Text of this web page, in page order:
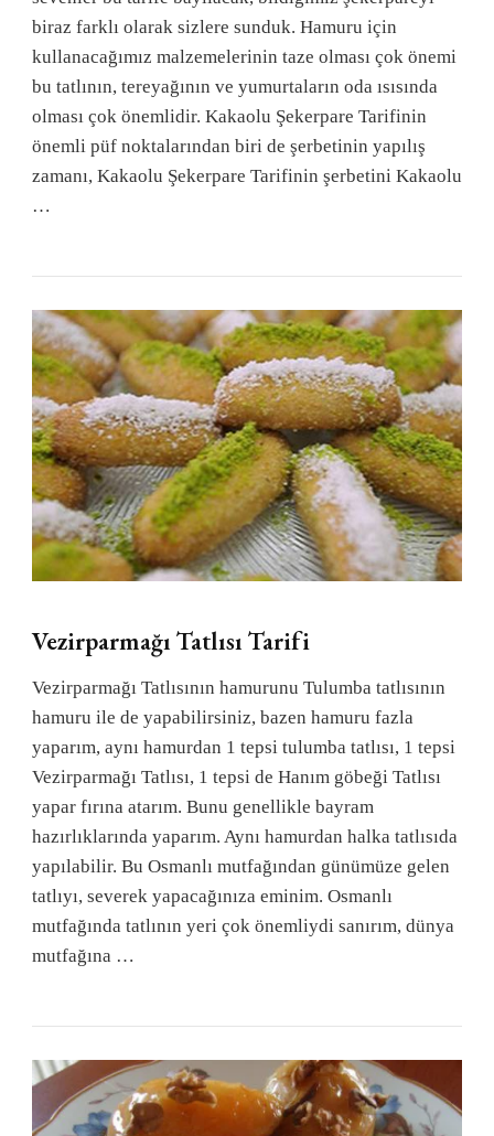
biraz farklı olarak sizlere sunduk. Hamuru için
kullanacağımız malzemelerinin taze olması çok önemi
bu tatlının, tereyağının ve yumurtaların oda ısısında
olması çok önemlidir. Kakaolu Şekerpare Tarifinin
önemli püf noktalarından biri de şerbetinin yapılış
zamanı, Kakaolu Şekerpare Tarifinin şerbetini Kakaolu
…
Vezirparmağı Tatlısı Tarifi
Vezirparmağı Tatlısının hamurunu Tulumba tatlısının
hamuru ile de yapabilirsiniz, bazen hamuru fazla
yaparım, aynı hamurdan 1 tepsi tulumba tatlısı, 1 tepsi
Vezirparmağı Tatlısı, 1 tepsi de Hanım göbeği Tatlısı
yapar fırına atarım. Bunu genellikle bayram
hazırlıklarında yaparım. Aynı hamurdan halka tatlısıda
yapılabilir. Bu Osmanlı mutfağından günümüze gelen
tatlıyı, severek yapacağınıza eminim. Osmanlı
mutfağında tatlının yeri çok önemliydi sanırım, dünya
mutfağına …